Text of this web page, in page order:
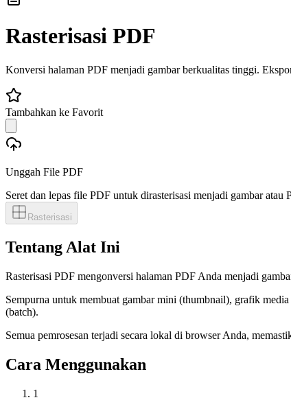
Rasterisasi PDF
Konversi halaman PDF menjadi gambar berkualitas tinggi.
Tambahkan ke Favorit
Unggah File PDF
Seret dan lepas file PDF untuk dirasterisasi menjadi gambar atau
Rasterisasi
Tentang Alat Ini
Rasterisasi PDF mengonversi halaman PDF Anda menjadi
Sempurna untuk membuat gambar mini (thumbnail), grafik
(batch).
Semua pemrosesan terjadi secara lokal di browser Anda,
Cara Menggunakan
1